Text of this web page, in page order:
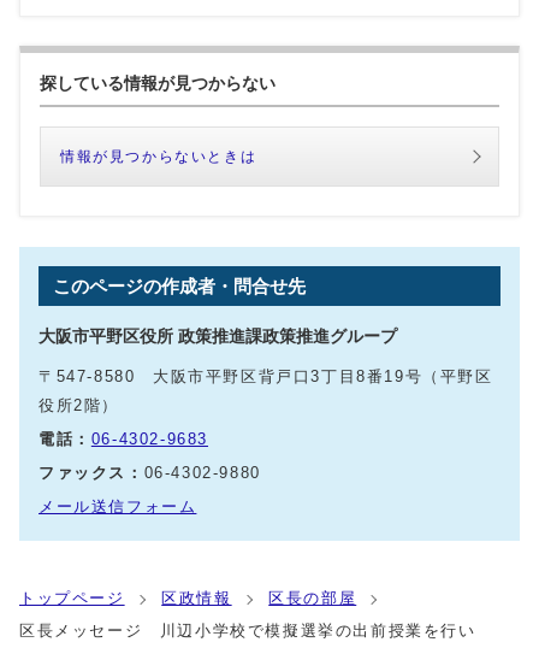
探している情報が見つからない
情報が見つからないときは
このページの作成者・問合せ先
大阪市平野区役所 政策推進課政策推進グループ
〒547-8580 大阪市平野区背戸口3丁目8番19号（平野区
役所2階）
電話： 06-4302-9683
ファックス： 06-4302-9880
メール送信フォーム
トップページ 区政情報
区長の部屋
区長メッセージ 川辺小学校で模擬選挙の出前授業を行い